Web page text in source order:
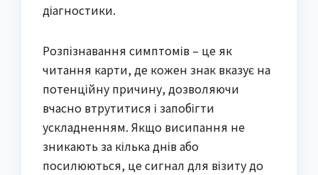
діагностики.
Розпізнавання симптомів – це як
читання карти, де кожен знак вказує на
потенційну причину, дозволяючи
вчасно втрутитися і запобігти
ускладненням. Якщо висипання не
зникають за кілька днів або
посилюються, це сигнал для візиту до